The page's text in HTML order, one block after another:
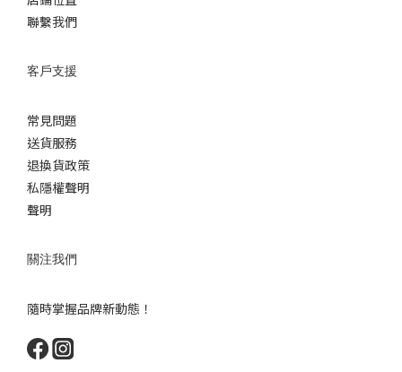
聯繫我們
客戶支援
常見問題
送貨服務
退換貨政策
私隱權聲明
聲明
關注我們
隨時掌握品牌新動態！